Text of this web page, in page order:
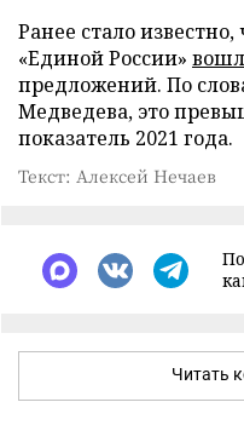
Ранее стало
«Единой России»
предложений. По
Медведева, это
показатель 2021 года.
Текст: Алексей Нечаев
Читать